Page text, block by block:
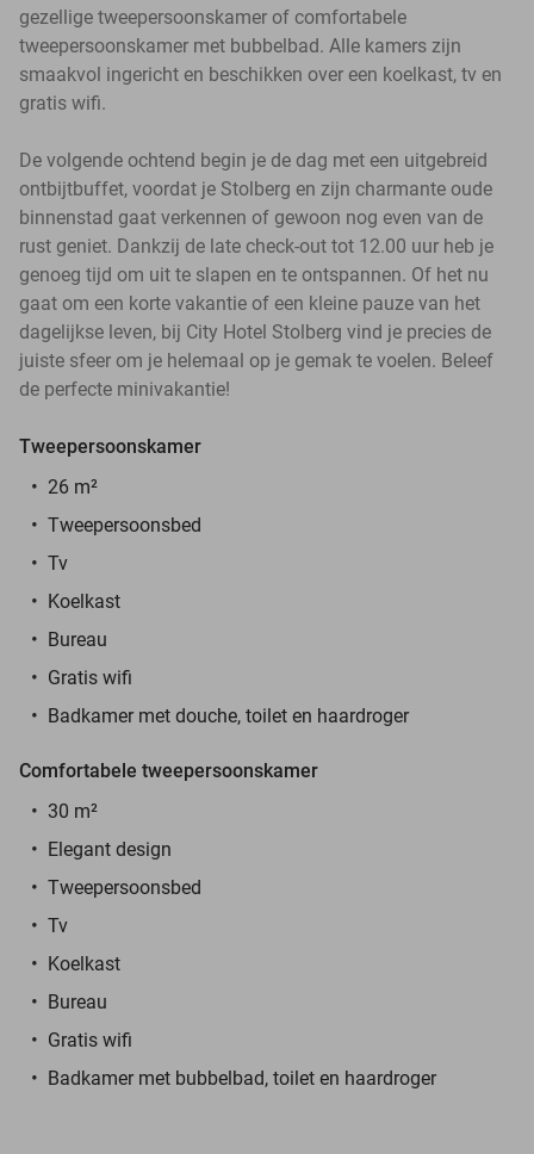
gezellige tweepersoonskamer of comfortabele
tweepersoonskamer met bubbelbad. Alle kamers zijn
smaakvol ingericht en beschikken over een koelkast, tv en
gratis wifi.
De volgende ochtend begin je de dag met een uitgebreid
ontbijtbuffet, voordat je Stolberg en zijn charmante oude
binnenstad gaat verkennen of gewoon nog even van de
rust geniet. Dankzij de late check-out tot 12.00 uur heb je
genoeg tijd om uit te slapen en te ontspannen. Of het nu
gaat om een korte vakantie of een kleine pauze van het
dagelijkse leven, bij City Hotel Stolberg vind je precies de
juiste sfeer om je helemaal op je gemak te voelen. Beleef
de perfecte minivakantie!
Tweepersoonskamer
26 m²
Tweepersoonsbed
Tv
Koelkast
Bureau
Gratis wifi
Badkamer met douche, toilet en haardroger
Comfortabele tweepersoonskamer
30 m²
Elegant design
Tweepersoonsbed
Tv
Koelkast
Bureau
Gratis wifi
Badkamer met bubbelbad, toilet en haardroger